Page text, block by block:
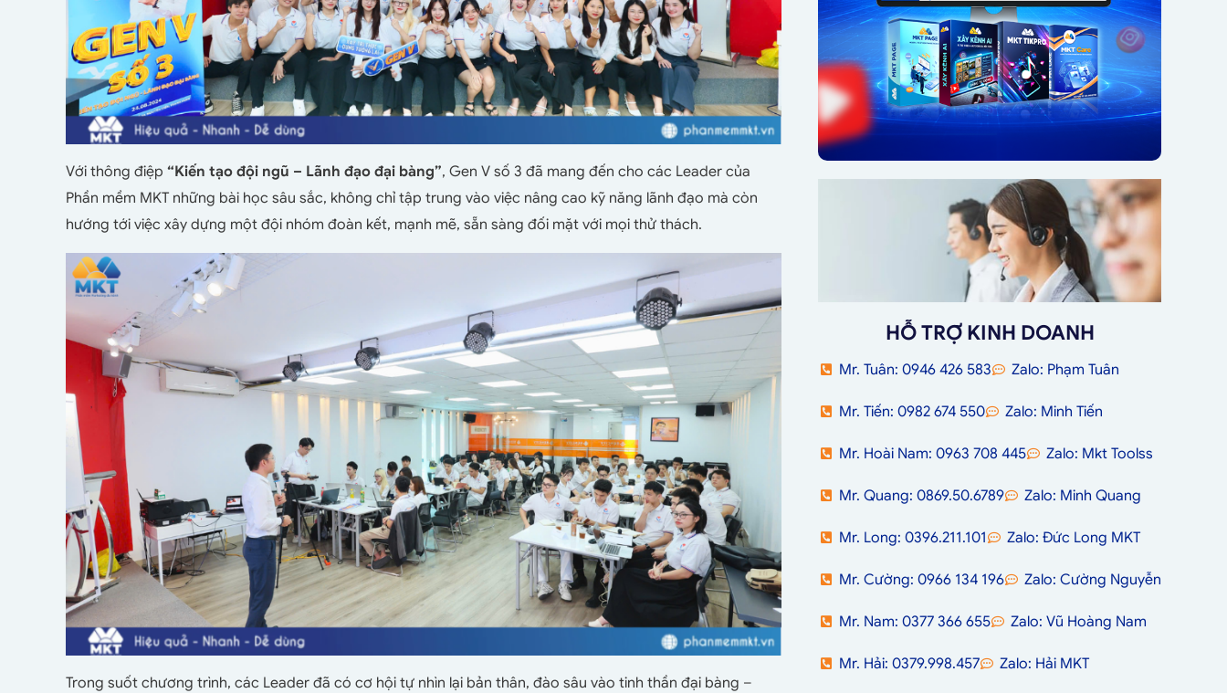
Với thông điệp “Kiến tạo đội ngũ – Lãnh đạo đại bàng”, Gen V số 3 đã mang đến cho các Leader của
Phần mềm MKT những bài học sâu sắc, không chỉ tập trung vào việc nâng cao kỹ năng lãnh đạo mà còn
hướng tới việc xây dựng một đội nhóm đoàn kết, mạnh mẽ, sẵn sàng đối mặt với mọi thử thách.
Trong suốt chương trình, các Leader đã có cơ hội tự nhìn lại bản thân, đào sâu vào tinh thần đại bàng –
HỖ TRỢ KINH DOANH
Mr. Tuân: 0946 426 583 Zalo: Phạm Tuân
Mr. Tiến: 0982 674 550 Zalo: Minh Tiến
Mr. Hoài Nam: 0963 708 445 Zalo: Mkt Toolss
Mr. Quang: 0869.50.6789 Zalo: Minh Quang
Mr. Long: 0396.211.101 Zalo: Đức Long MKT
Mr. Cường: 0966 134 196 Zalo: Cường Nguyễn
Mr. Nam: 0377 366 655 Zalo: Vũ Hoàng Nam
Mr. Hải: 0379.998.457 Zalo: Hải MKT